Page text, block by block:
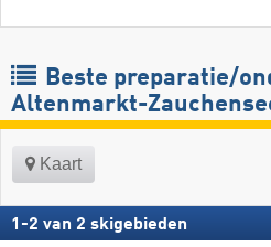
Beste preparatie/
Altenmarkt-
Kaart
1 -2 van 2 skigebieden